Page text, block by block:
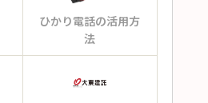
ひかり電話の活用方
法